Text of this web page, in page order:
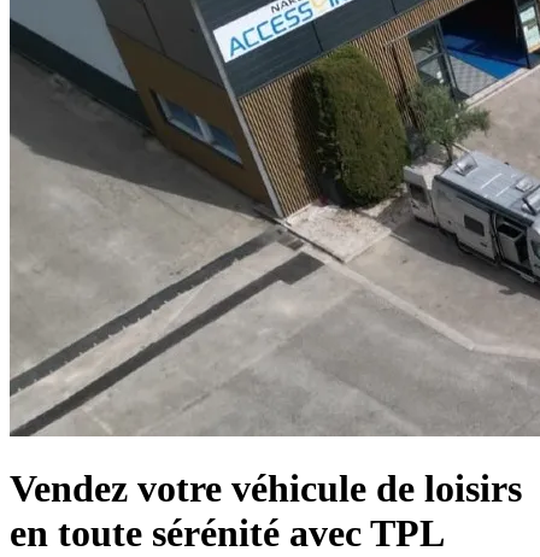
Vendez votre véhicule de loisirs
en toute sérénité avec TPL